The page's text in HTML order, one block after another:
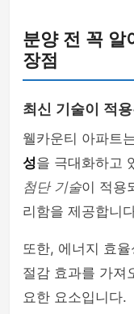
분양 전 꼭 알
장점
최신 기술이 적
웰카운티 아파트
성을 극대화하고
첨단 기술이 적용
리함을 제공합니
또한, 에너지 효
절감 효과를 가져
요한 요소입니다.